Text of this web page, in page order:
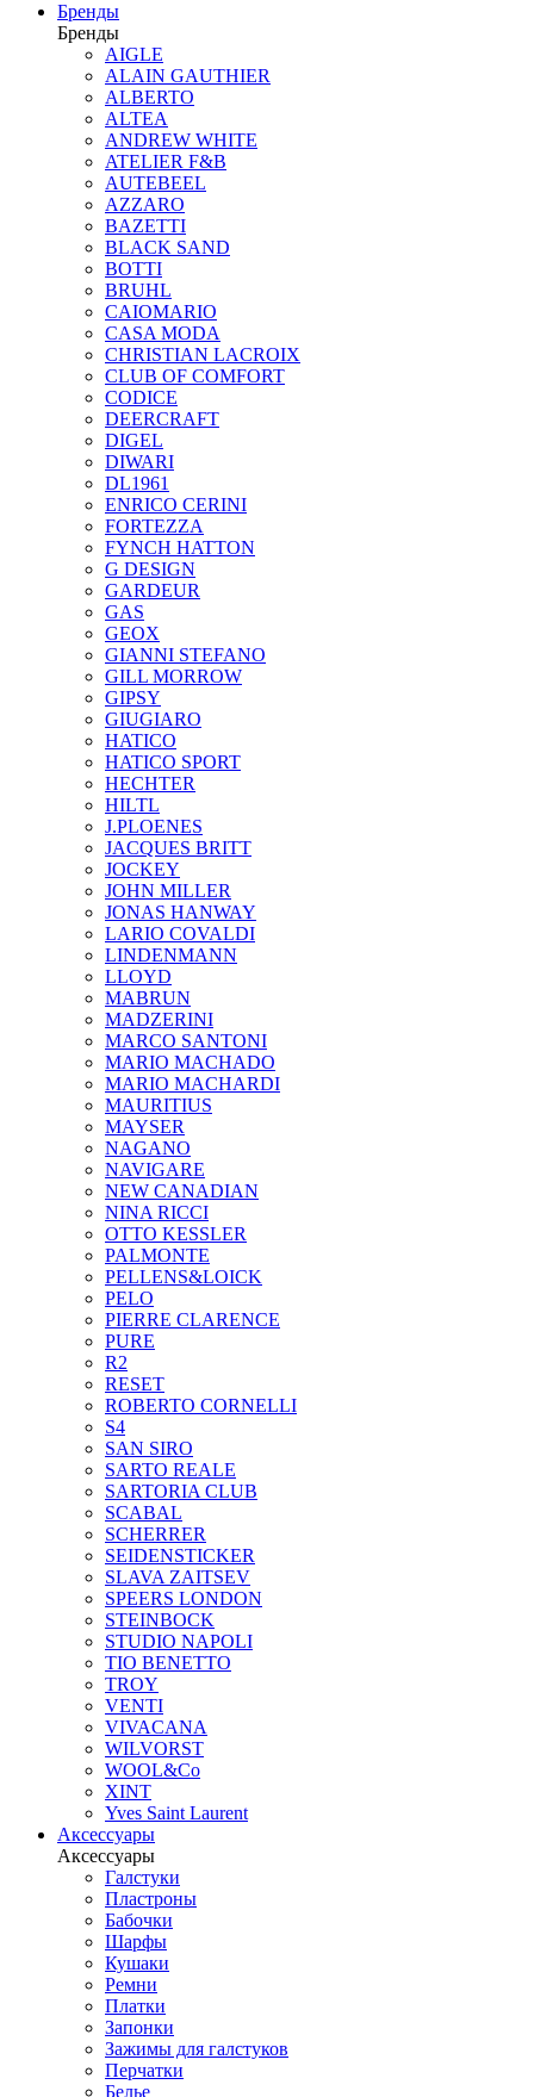
Бренды
Бренды
AIGLE
ALAIN GAUTHIER
ALBERTO
ALTEA
ANDREW WHITE
ATELIER F&B
AUTEBEEL
AZZARO
BAZETTI
BLACK SAND
BOTTI
BRUHL
CAIOMARIO
CASA MODA
CHRISTIAN LACROIX
CLUB OF COMFORT
CODICE
DEERCRAFT
DIGEL
DIWARI
DL1961
ENRICO CERINI
FORTEZZA
FYNCH HATTON
G DESIGN
GARDEUR
GAS
GEOX
GIANNI STEFANO
GILL MORROW
GIPSY
GIUGIARO
HATICO
HATICO SPORT
HECHTER
HILTL
J.PLOENES
JAСQUES BRITT
JOCKEY
JOHN MILLER
JONAS HANWAY
LARIO COVALDI
LINDENMANN
LLOYD
MABRUN
MADZERINI
MARCO SANTONI
MARIO MACHADO
MARIO MACHARDI
MAURITIUS
MAYSER
NAGANO
NAVIGARE
NEW CANADIAN
NINA RICCI
OTTO KESSLER
PALMONTE
PELLENS&LOICK
PELO
PIERRE CLARENCE
PURE
R2
RESET
ROBERTO CORNELLI
S4
SAN SIRO
SARTO REALE
SARTORIA CLUB
SCABAL
SCHERRER
SEIDENSTICKER
SLAVA ZAITSEV
SPEERS LONDON
STEINBOCK
STUDIO NAPOLI
TIO BENETTO
TROY
VENTI
VIVACANA
WILVORST
WOOL&Co
XINT
Yves Saint Laurent
Аксессуары
Аксессуары
Галстуки
Пластроны
Бабочки
Шарфы
Кушаки
Ремни
Платки
Запонки
Зажимы для галстуков
Перчатки
Белье